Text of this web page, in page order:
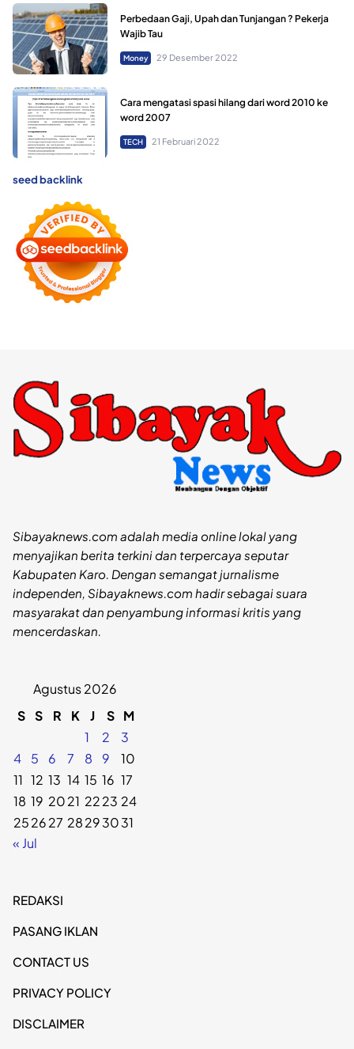
Perbedaan Gaji, Upah dan Tunjangan ? Pekerja
Wajib Tau
Money 29 Desember 2022
Cara mengatasi spasi hilang dari word 2010 ke
word 2007
TECH 21 Februari 2022
seed backlink
Sibayaknews.com adalah media online lokal yang
menyajikan berita terkini dan terpercaya seputar
Kabupaten Karo. Dengan semangat jurnalisme
independen, Sibayaknews.com hadir sebagai suara
masyarakat dan penyambung informasi kritis yang
mencerdaskan.
Agustus 2026
S S R K J S M
1
2
3
4
5 6 7 8 9
10
11 12 13 14 15 16 17
18 19 2021 2223 24
252627 28293031
« Jul
REDAKSI
PASANG IKLAN
CONTACT US
PRIVACY POLICY
DISCLAIMER